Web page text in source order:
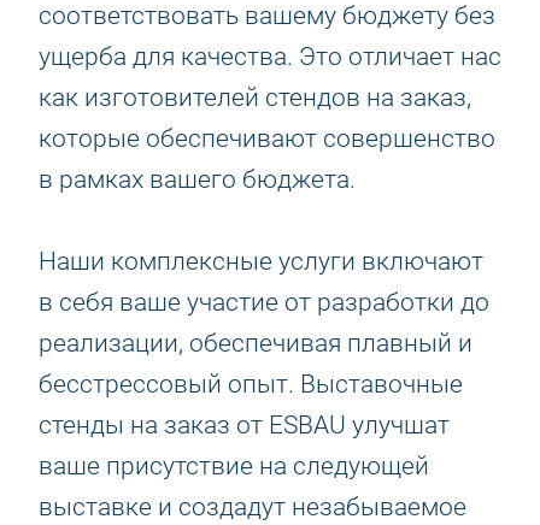
соответствовать вашему бюджету без
ущерба для качества. Это отличает нас
как изготовителей стендов на заказ,
которые обеспечивают совершенство
в рамках вашего бюджета.
Наши комплексные услуги включают
в себя ваше участие от разработки до
реализации, обеспечивая плавный и
бесстрессовый опыт. Выставочные
стенды на заказ от ESBAU улучшат
ваше присутствие на следующей
выставке и создадут незабываемое